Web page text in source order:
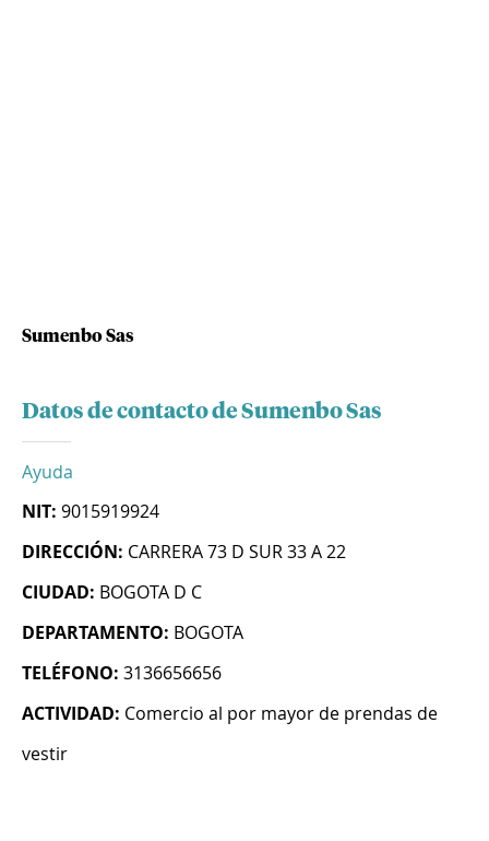
Sumenbo Sas
Datos de contacto de Sumenbo Sas
Ayuda
NIT: 9015919924
DIRECCIÓN: CARRERA 73 D SUR 33 A 22
CIUDAD: BOGOTA D C
DEPARTAMENTO: BOGOTA
TELÉFONO: 3136656656
ACTIVIDAD: Comercio al por mayor de prendas de
vestir